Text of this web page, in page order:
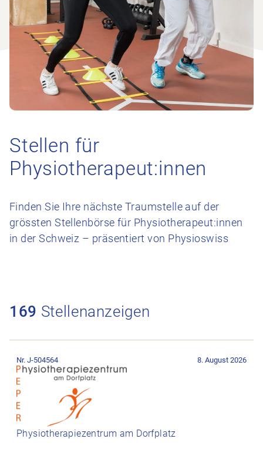
Stellen für
Physiotherapeut:innen
Finden Sie Ihre nächste Traumstelle auf der
grössten Stellenbörse für Physiotherapeut:innen
in der Schweiz – präsentiert von Physioswiss
169 Stellenanzeigen
Physiotherapiezentrum am Dorfplatz
Nr. J-504564 8. August 2026